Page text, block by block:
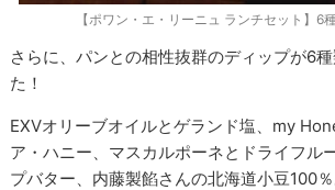
【ポワン・エ・リーニュ ランチセット】6
さらに、パンとの相性抜群のディップが6
た！
EXVオリーブオイルとゲランド塩、my
ア・ハニー、マスカルポーネとドライフル
プバター、内藤製餡さんの北海道小豆100